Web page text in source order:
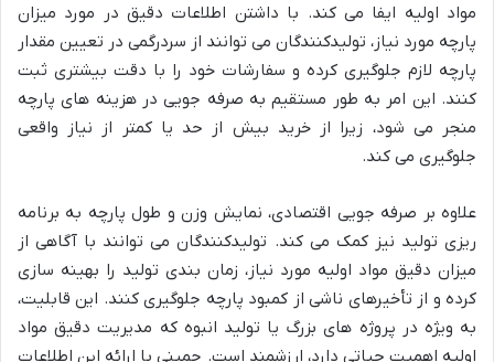
مواد اولیه ایفا می کند. با داشتن اطلاعات دقیق در مورد میزان
پارچه مورد نیاز، تولیدکنندگان می توانند از سردرگمی در تعیین مقدار
پارچه لازم جلوگیری کرده و سفارشات خود را با دقت بیشتری ثبت
کنند. این امر به طور مستقیم به صرفه جویی در هزینه های پارچه
منجر می شود، زیرا از خرید بیش از حد یا کمتر از نیاز واقعی
جلوگیری می کند.
علاوه بر صرفه جویی اقتصادی، نمایش وزن و طول پارچه به برنامه
ریزی تولید نیز کمک می کند. تولیدکنندگان می توانند با آگاهی از
میزان دقیق مواد اولیه مورد نیاز، زمان بندی تولید را بهینه سازی
کرده و از تأخیرهای ناشی از کمبود پارچه جلوگیری کنند. این قابلیت،
به ویژه در پروژه های بزرگ یا تولید انبوه که مدیریت دقیق مواد
اولیه اهمیت حیاتی دارد، ارزشمند است. جمینی با ارائه این اطلاعات